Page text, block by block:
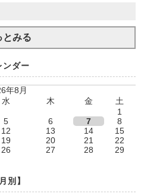
とみる
ンダー
年8月
水 木 金
土
1
5 6 7
8
12 13 14
15
19 20 21
22
26 27 28
29
別】